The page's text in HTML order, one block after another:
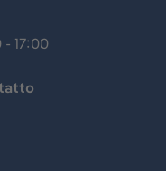
- 17:00